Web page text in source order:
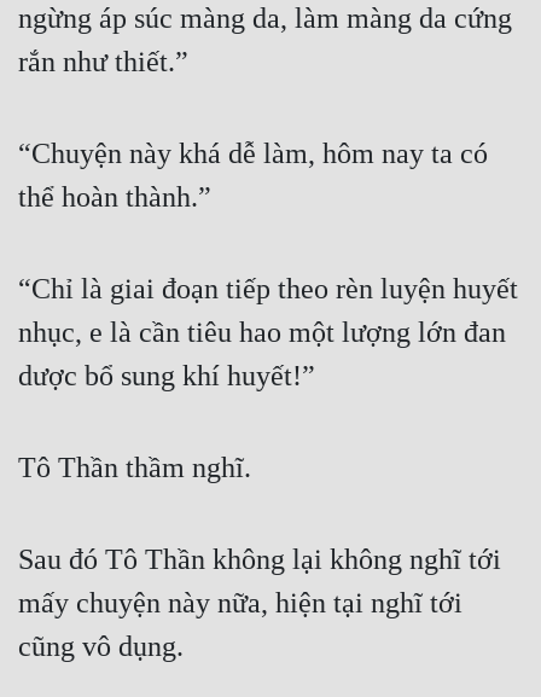
Phương Tây
Phản Phái
Quân Sự
Sảng Văn
Sủng
Thanh Xuân
Trùng Sinh
Trọng Sinh
ngừng áp súc màng da, làm màng da cứng
rắn như thiết.”
“Chuyện này khá dễ làm, hôm nay ta có
thể hoàn thành.”
“Chỉ là giai đoạn tiếp theo rèn luyện huyết
nhục, e là cần tiêu hao một lượng lớn đan
dược bổ sung khí huyết!”
Tô Thần thầm nghĩ.
Sau đó Tô Thần không lại không nghĩ tới
mấy chuyện này nữa, hiện tại nghĩ tới
cũng vô dụng.